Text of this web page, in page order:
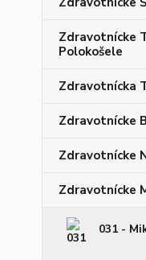
Zdravotnícke
Polokošele
Zdravotnícka
Zdravotnícke
Zdravotnícke
Zdravotnícke
031 -